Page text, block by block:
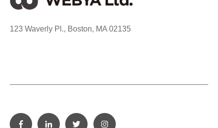
123 Waverly Pl., Boston, MA 02135